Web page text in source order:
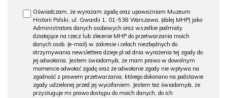
Oświadczam, że wyrażam zgodę oraz upoważniam Muzeum
Historii Polski, ul. Gwardii 1, 01-538 Warszawa, (dalej MHP) jako
Administratora danych osobowych oraz wszelkie podmioty
działające na rzecz lub zlecenie MHP do przetwarzania moich
danych osob. (e-mail) w zakresie i celach niezbędnych do
otrzymywania newslettera dzieje.pl od dnia wyrażenia tej zgody do
jej odwołania. Jestem świadomy/a, że mam prawo w dowolnym
momencie odwołać zgodę oraz że odwołanie zgody nie wpływa na
zgodność z prawem przetwarzania, którego dokonano na podstawie
zgody udzielonej przed jej wycofaniem. Jestem też świadomy/a, że
przysługuje mi prawo dostępu do moich danych, do ich